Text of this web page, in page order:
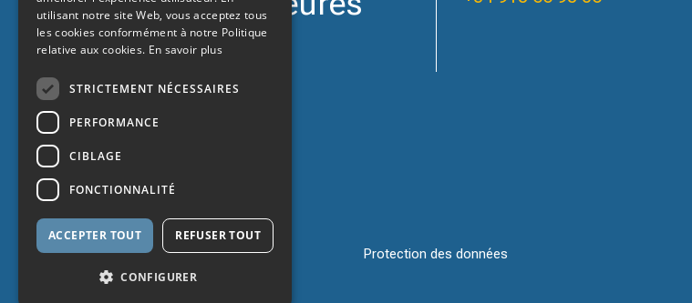
sur 24
Protection des données
FRENCH
utilisant notre site Web, vous acceptez tous
les cookies conformément à notre Politique
relative aux cookies. En savoir plus
STRICTEMENT NÉCESSAIRES
PERFORMANCE
CIBLAGE
FONCTIONNALITÉ
ACCEPTER TOUT REFUSER TOUT
CONFIGURER